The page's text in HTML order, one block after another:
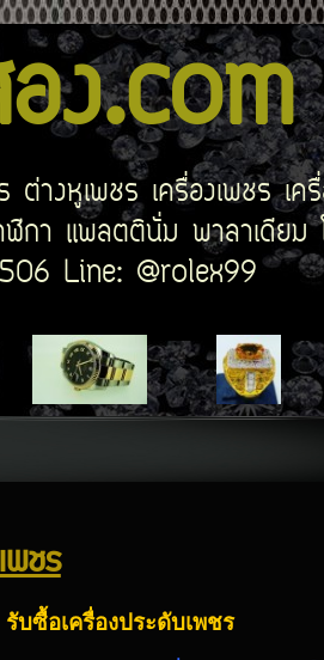
ง.com
างหูเพชร เครื่องเพชร เค
กา แพลตตินั่ม พาลาเดียม
Line: @rolex99
พชร
รับซื้อเครื่องประดับเพชร